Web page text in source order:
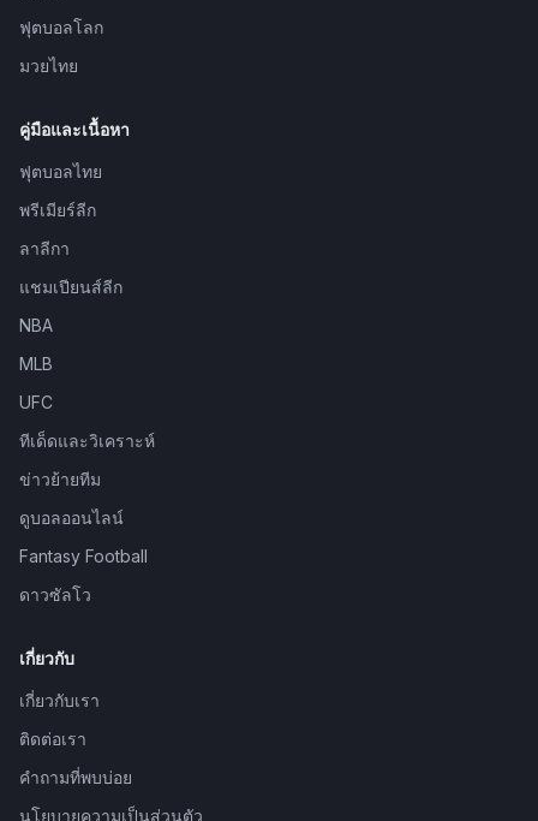
ฟุตบอลโลก
มวยไทย
คู่มือและเนื้อหา
ฟุตบอลไทย
พรีเมียร์ลีก
ลาลีกา
แชมเปียนส์ลีก
NBA
MLB
UFC
ทีเด็ดและวิเคราะห์
ข่าวย้ายทีม
ดูบอลออนไลน์
Fantasy Football
ดาวซัลโว
เกี่ยวกับ
เกี่ยวกับเรา
ติดต่อเรา
คำถามที่พบบ่อย
นโยบายความเป็นส่วนตัว